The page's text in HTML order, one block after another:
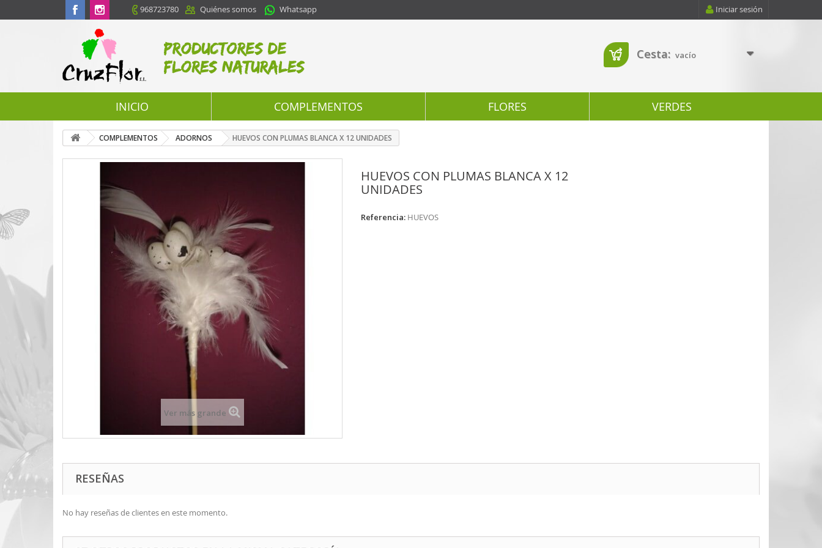
968723780 Quiénes somos Whatsapp Iniciar sesión
Cesta: vacío
INICIO COMPLEMENTOS FLORES VERDES
COMPLEMENTOS ADORNOS HUEVOS CON PLUMAS BLANCA X 12 UNIDADES
Ver más grande
HUEVOS CON PLUMAS BLANCA X 12
UNIDADES
Referencia: HUEVOS
RESEÑAS
No hay reseñas de clientes en este momento.